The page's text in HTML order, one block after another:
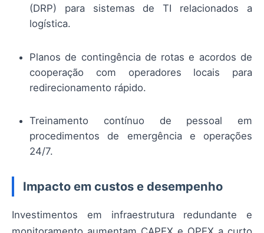
(DRP) para sistemas de TI relacionados a
logística.
Planos de contingência de rotas e acordos de
cooperação com operadores locais para
redirecionamento rápido.
Treinamento contínuo de pessoal em
procedimentos de emergência e operações
24/7.
Impacto em custos e desempenho
Investimentos em infraestrutura redundante e